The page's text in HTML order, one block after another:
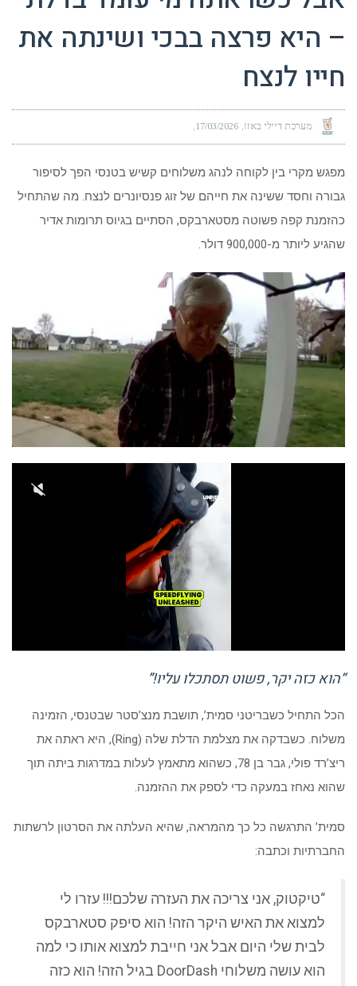
– היא פרצה בבכי ושינתה את
חייו לנצח
מערכת דיילי באזז 17/03/2026
מפגש מקרי בין לקוחה לנהג משלוחים קשיש בטנסי הפך לסיפור
גבורה וחסד ששינה את חייהם של זוג פנסיונרים לנצח. מה שהתחיל
כהזמנת קפה פשוטה מסטארבקס, הסתיים בגיוס תרומות אדיר
שהגיע ליותר מ-900,000 דולר.
“הוא כזה יקר, פשוט תסתכלו עליו!”
הכל התחיל כשבריטני סמית’, תושבת מנצ’סטר שבטנסי, הזמינה
משלוח. כשבדקה את מצלמת הדלת שלה (Ring), היא ראתה את
ריצ’רד פולי, גבר בן 78, כשהוא מתאמץ לעלות במדרגות ביתה תוך
שהוא נאחז במעקה כדי לספק את ההזמנה.
סמית’ התרגשה כל כך מהמראה, שהיא העלתה את הסרטון לרשתות
החברתיות וכתבה:
“טיקטוק, אני צריכה את העזרה שלכם!!! עזרו לי
למצוא את האיש היקר הזה! הוא סיפק סטארבקס
לבית שלי היום אבל אני חייבת למצוא אותו כי למה
הוא עושה משלוחי DoorDash בגיל הזה! הוא כזה